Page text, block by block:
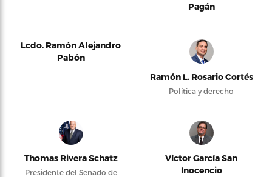
Pagán
Lcdo. Ramón Alejandro
Pabón
Ramón L. Rosario Cortés
Política y derecho
Thomas Rivera Schatz
Presidente del Senado de
Víctor García San
Inocencio